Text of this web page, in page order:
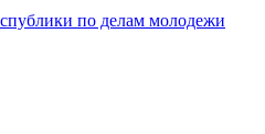
по делам молодежи